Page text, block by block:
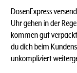
DosenExpress
Uhr gehen in der
kommen gut
du dich beim
unkompliziert